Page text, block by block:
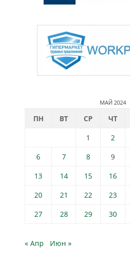
МАЙ 2024
ПН ВТ СР ЧТ
1
2
6
7 8 9
13
14 15 16
20
21 22 23
27
28 29 30
« Апр Июн »